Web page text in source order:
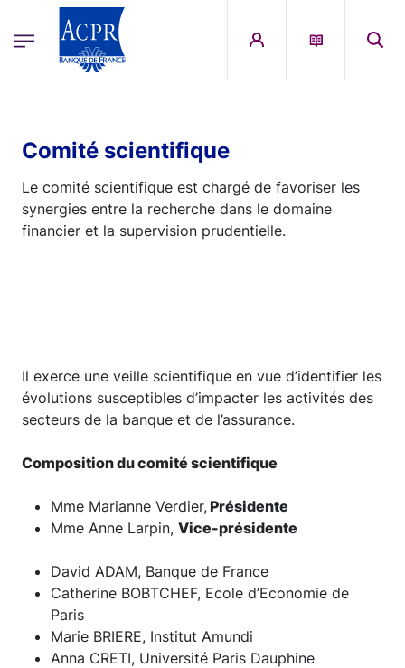
ACPR Menu Principal (English)
Comité scientifique
Le comité scientifique est chargé de favoriser les
synergies entre la recherche dans le domaine
financier et la supervision prudentielle.
Il exerce une veille scientifique en vue d’identifier les
évolutions susceptibles d’impacter les activités des
secteurs de la banque et de l’assurance.
Composition du comité scientifique
Mme Marianne Verdier,Présidente
Mme Anne Larpin, Vice-présidente
David ADAM, Banque de France
Catherine BOBTCHEF, Ecole d’Economie de
Paris
Marie BRIERE, Institut Amundi
Anna CRETI, Université Paris Dauphine